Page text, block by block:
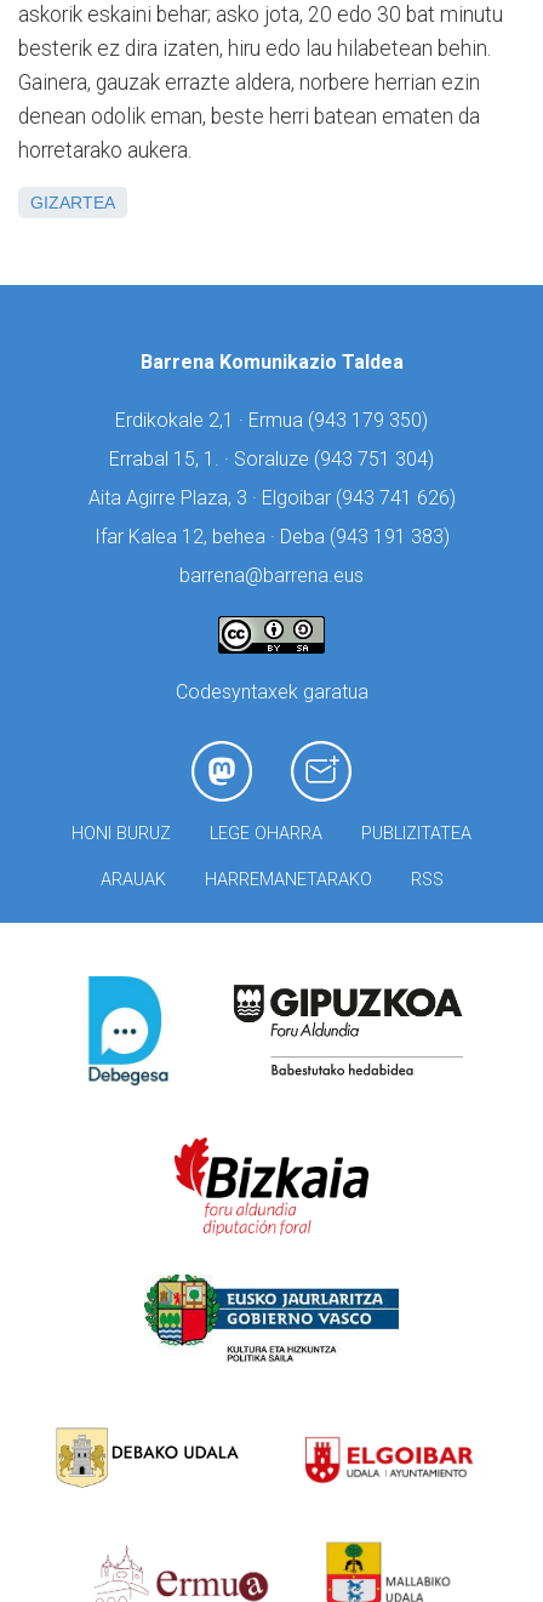
askorik eskaini behar; asko jota, 20 edo 30 bat minutu
besterik ez dira izaten, hiru edo lau hilabetean behin.
Gainera, gauzak errazte aldera, norbere herrian ezin
denean odolik eman, beste herri batean ematen da
horretarako aukera.
GIZARTEA
Barrena Komunikazio Taldea
Erdikokale 2,1 · Ermua (943 179 350)
Errabal 15, 1. · Soraluze (943 751 304)
Aita Agirre Plaza, 3 · Elgoibar (943 741 626)
Ifar Kalea 12, behea · Deba (943 191 383)
barrena@barrena.eus
Codesyntaxek garatua
HONI BURUZ LEGE OHARRA PUBLIZITATEA
ARAUAK HARREMANETARAKO RSS